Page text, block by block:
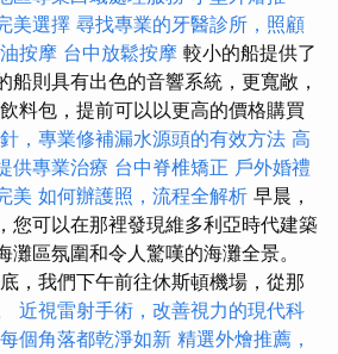
美選擇 尋找專業的牙醫診所，照顧
按摩 台中放鬆按摩 較小的船提供了
船則具有出色的音響系統，更寬敞，
料包，提前可以以更高的價格購買
，專業修補漏水源頭的有效方法 高
供專業治療 台中脊椎矯正 戶外婚禮
美 如何辦護照，流程全解析 早晨，
您可以在那裡發現維多利亞時代建築
灘區氛圍和令人驚嘆的海灘全景。
，我們下午前往休斯頓機場，從那
近視雷射手術，改善視力的現代科
個角落都乾淨如新 精選外燴推薦，